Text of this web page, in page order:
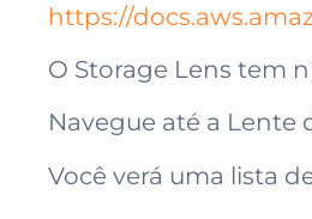
https://
O Storage Lens tem
Navegue até a Lente
Você verá uma lista